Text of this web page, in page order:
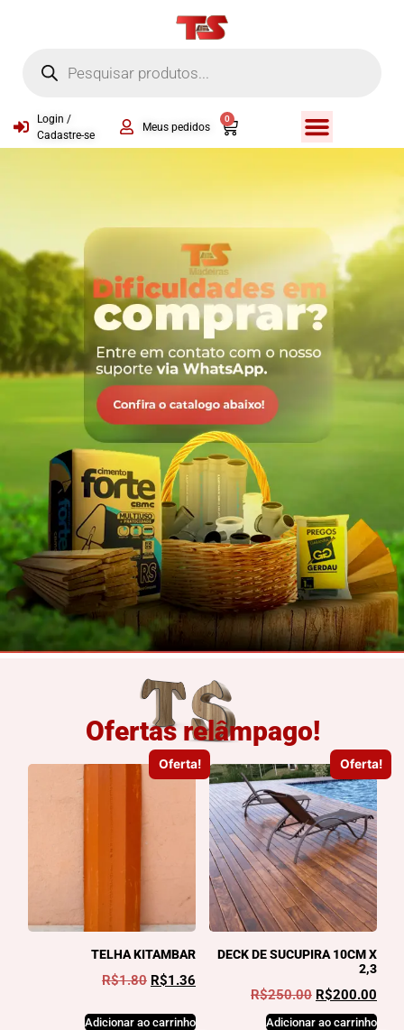
Login /
Cadastre-se
Meus pedidos
0
Ofertas relâmpago!
Oferta!
TELHA KITAMBAR
R$1.80 R$1.36
Adicionar ao carrinho
Oferta!
DECK DE SUCUPIRA 10CM X
2,3
R$250.00 R$200.00
Adicionar ao carrinho